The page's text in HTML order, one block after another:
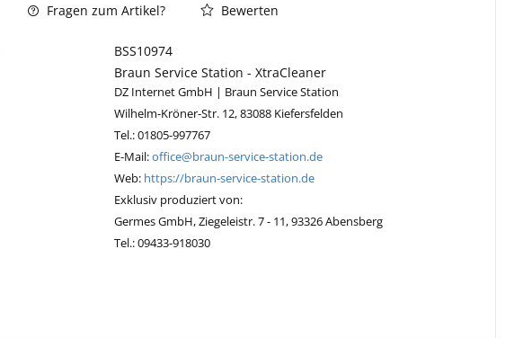
Fragen zum Artikel? Bewerten
BSS10974
Braun Service Station - XtraCleaner
DZ Internet GmbH | Braun Service Station
Wilhelm-Kröner-Str. 12, 83088 Kiefersfelden
Tel.: 01805-997767
E-Mail:office@braun-service-station.de
Web: https://braun-service-station.de
Exklusiv produziert von:
Germes GmbH, Ziegeleistr. 7 - 11, 93326 Abensberg
Tel.: 09433-918030